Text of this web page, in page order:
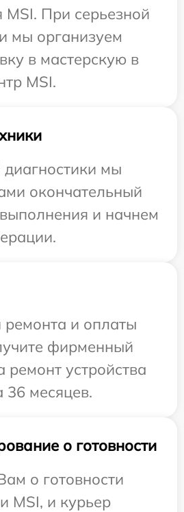
MSI. При серьезной
мы организуем
в мастерскую в
MSI.
мы
окончательный
и начнем
и оплаты
фирменный
ремонт устройства
36 месяцев.
о готовности
о готовности
MSI, и курьер